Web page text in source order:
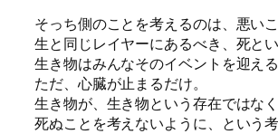
そっち側のことを考えるのは、悪いこ
生と同じレイヤーにあるべき、死とい
生き物はみんなそのイベントを迎える
ただ、心臓が止まるだけ。
生き物が、生き物という存在ではなく
死ぬことを考えないように、という考